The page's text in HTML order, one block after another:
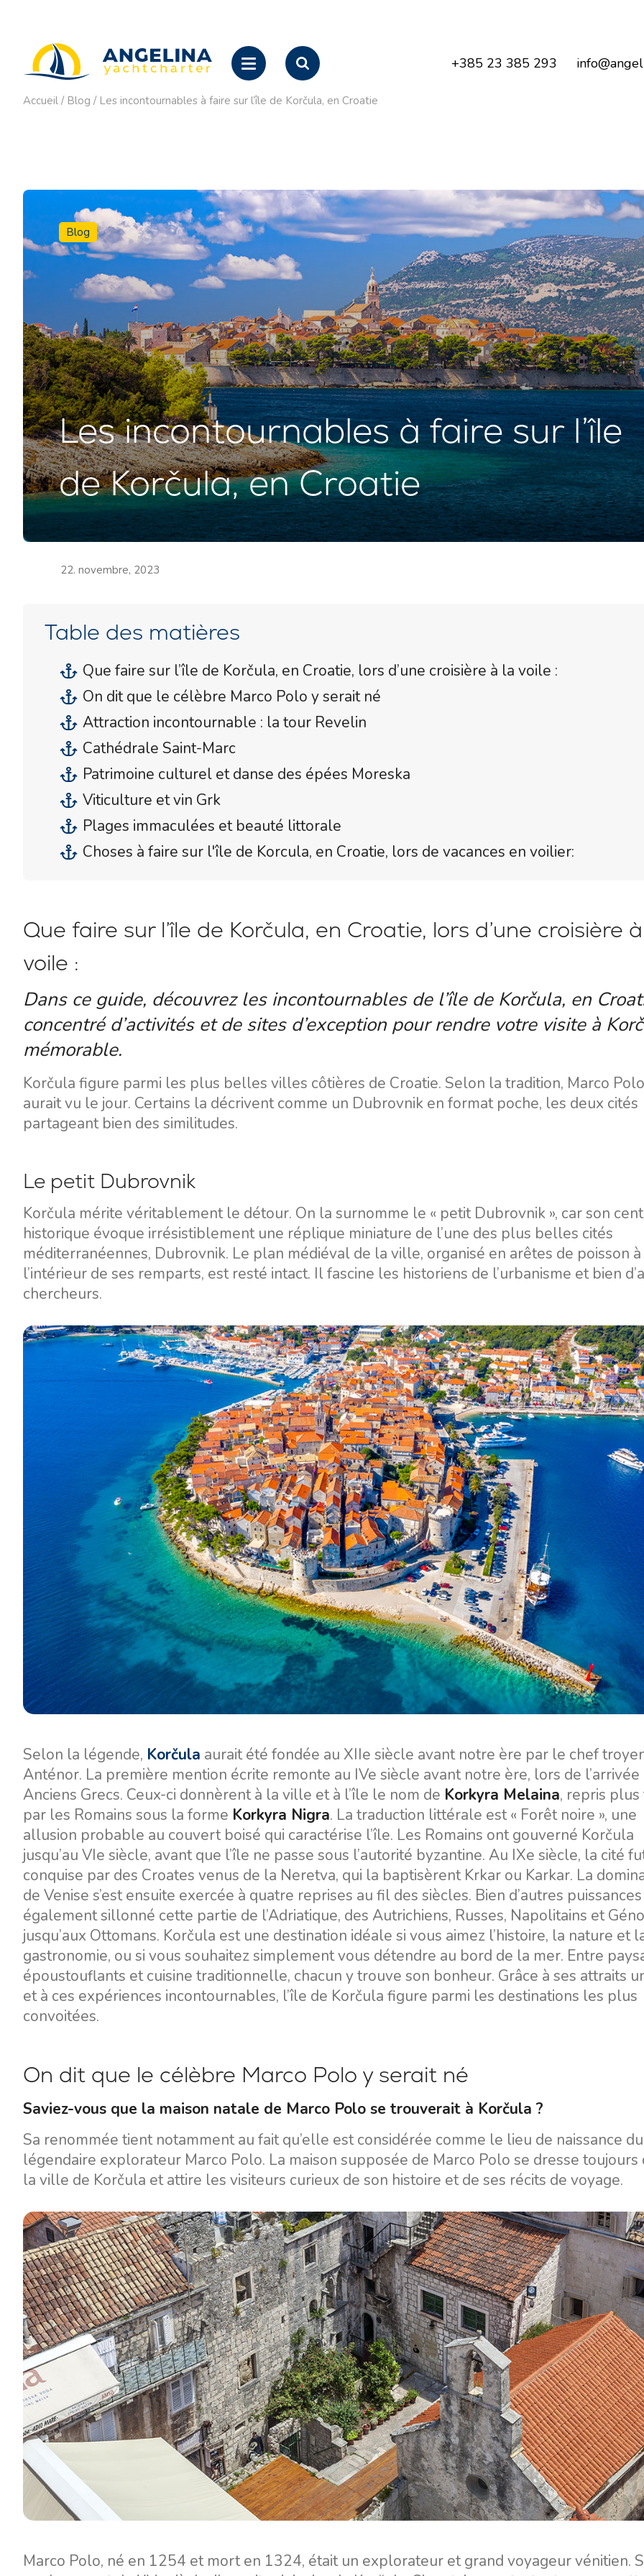
+385 23 385 293
Accueil / Blog / Les incontournables à faire sur l’île de Korčula, en Croatie
Blog
Les incontournables à faire sur l’île
de Korčula, en Croatie
22. novembre, 2023
Table des matières
Que faire sur l’île de Korčula, en Croatie, lors d’une croisière à la voile :
On dit que le célèbre Marco Polo y serait né
Attraction incontournable : la tour Revelin
Cathédrale Saint-Marc
Patrimoine culturel et danse des épées Moreska
Viticulture et vin Grk
Plages immaculées et beauté littorale
Choses à faire sur l'île de Korcula, en Croatie, lors de vacances en voilier:
Que faire sur l’île de Korčula, en Croatie, lors d’une croisière
voile :
Dans ce guide, découvrez les incontournables de l’île de Korčula, en
concentré d’activités et de sites d’exception pour rendre votre visite à
mémorable.
Korčula figure parmi les plus belles villes côtières de Croatie. Selon la tradition, Marco
aurait vu le jour. Certains la décrivent comme un Dubrovnik en format poche, les deux cités
partageant bien des similitudes.
Le petit Dubrovnik
Korčula mérite véritablement le détour. On la surnomme le « petit Dubrovnik », car son
historique évoque irrésistiblement une réplique miniature de l’une des plus belles cités
méditerranéennes, Dubrovnik. Le plan médiéval de la ville, organisé en arêtes de poisson à
l’intérieur de ses remparts, est resté intact. Il fascine les historiens de l’urbanisme et bien
chercheurs.
Selon la légende, Korčula aurait été fondée au XIIe siècle avant notre ère par le chef
Anténor. La première mention écrite remonte au IVe siècle avant notre ère, lors de l’arrivée
Anciens Grecs. Ceux-ci donnèrent à la ville et à l’île le nom de Korkyra Melaina, repris plus
par les Romains sous la forme Korkyra Nigra. La traduction littérale est « Forêt noire », une
allusion probable au couvert boisé qui caractérise l’île. Les Romains ont gouverné Korčula
jusqu’au VIe siècle, avant que l’île ne passe sous l’autorité byzantine. Au IXe siècle, la cité
conquise par des Croates venus de la Neretva, qui la baptisèrent Krkar ou Karkar. La
de Venise s’est ensuite exercée à quatre reprises au fil des siècles. Bien d’autres
également sillonné cette partie de l’Adriatique, des Autrichiens, Russes, Napolitains et
jusqu’aux Ottomans. Korčula est une destination idéale si vous aimez l’histoire, la nature et
gastronomie, ou si vous souhaitez simplement vous détendre au bord de la mer. Entre
époustouflants et cuisine traditionnelle, chacun y trouve son bonheur. Grâce à ses attraits
et à ces expériences incontournables, l’île de Korčula figure parmi les destinations les plus
convoitées.
On dit que le célèbre Marco Polo y serait né
Saviez-vous que la maison natale de Marco Polo se trouverait à Korčula ?
Sa renommée tient notamment au fait qu’elle est considérée comme le lieu de naissance du
légendaire explorateur Marco Polo. La maison supposée de Marco Polo se dresse toujours
la ville de Korčula et attire les visiteurs curieux de son histoire et de ses récits de voyage.
Marco Polo, né en 1254 et mort en 1324, était un explorateur et grand voyageur vénitien.
À propos de nous
Partenaires
FAQ
Notre flotte
Voiliers
Bateaux à moteur
Catamarans
Catamarans à moteur
Yacht à moteur
Services
Locations sans Equipage
Locations avec Skipper
Locations avec Equipage
Flottille
Investissement de yacht
Valovie - Assistant de
Navigation à Distance
Location de catamarans
Destinations
Région de navigation de
Zadar
Biograd na Moru
Région de voile de Šibenik
Vodice
Rogoznica
Région de navigation de
Split
Trogir
Région de navigation de
Dubrovnik
Région de navigation
Région de navigation de
Kvarner